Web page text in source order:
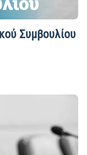
Συμβουλίου